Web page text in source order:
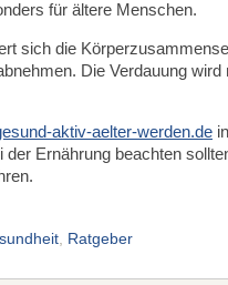
für ältere Menschen.
sich die
Die Verdauung
aktiv-aelter-werden.de
der Ernährung beachten
Ratgeber